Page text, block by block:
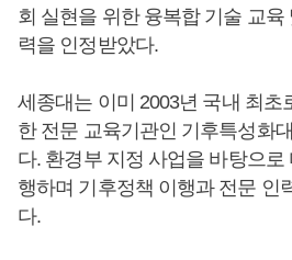
회 실현을 위한 융복합 기술 교육
력을 인정받았다.
세종대는 이미 2003년 국내 최초
한 전문 교육기관인 기후특성화
다. 환경부 지정 사업을 바탕으
행하며 기후정책 이행과 전문 인
다.